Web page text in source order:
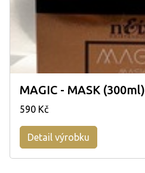
MAGIC - MASK (300ml)
590 Kč
Detail výrobku